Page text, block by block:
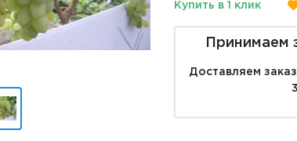
Купить в 1 клик
Принимаем
Доставляем